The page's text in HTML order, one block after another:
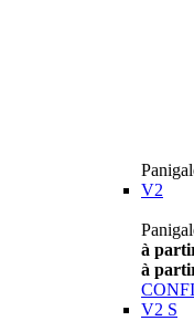
V2
à
à
V2 S